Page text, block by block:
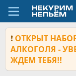
❗ ОТКРЫТ
АЛКОГОЛЯ -
ЖДЕМ ТЕБЯ!!